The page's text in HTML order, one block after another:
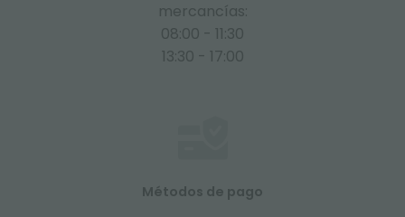
mercancías:
08:00 - 11:30
13:30 - 17:00
Métodos de pago